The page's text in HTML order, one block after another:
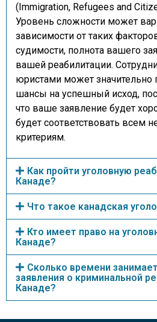
(Immigration, Refugees and
Уровень сложности может
зависимости от таких
судимости, полнота вашего
вашей реабилитации.
юристами может
шансы на успешный исход,
что ваше заявление будет
будет соответствовать всем
критериям.
Как пройти уголовную
Канаде?
Что такое канадская
Кто имеет право на
Канаде?
Сколько времени
заявления о криминальной
Канаде?